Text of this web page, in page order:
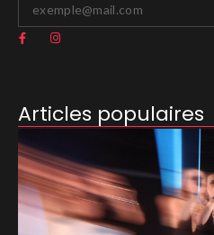
Articles populaires